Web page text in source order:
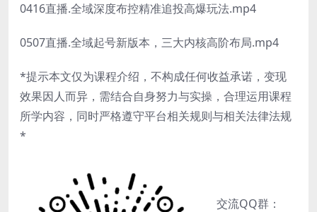
0416直播.全域深度布控精准追投高爆玩法.mp4
0507直播.全域起号新版本，三大内核高阶布局.mp4
*提示本文仅为课程介绍，不构成任何收益承诺，变现
效果因人而异，需结合自身努力与实操，合理运用课程
所学内容，同时严格遵守平台相关规则与相关法律法规
*
交流QQ群：